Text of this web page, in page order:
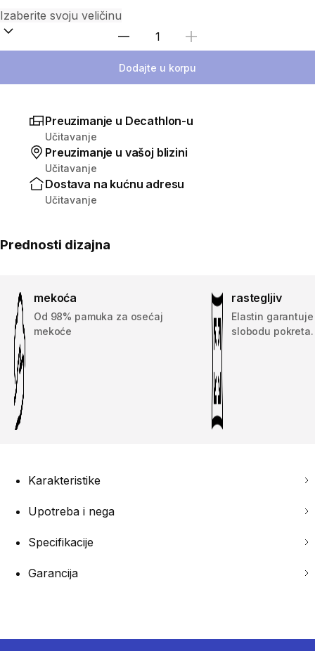
Izaberi količinu
Dodajte u korpu
Preuzimanje u Decathlon-u
Učitavanje
Preuzimanje u vašoj blizini
Učitavanje
Dostava na kućnu adresu
Učitavanje
Prednosti dizajna
mekoća
Od 98% pamuka za osećaj
mekoće
rastegljiv
Elastin
slobodu pokreta.
Karakteristike
Upotreba i nega
Specifikacije
Garancija